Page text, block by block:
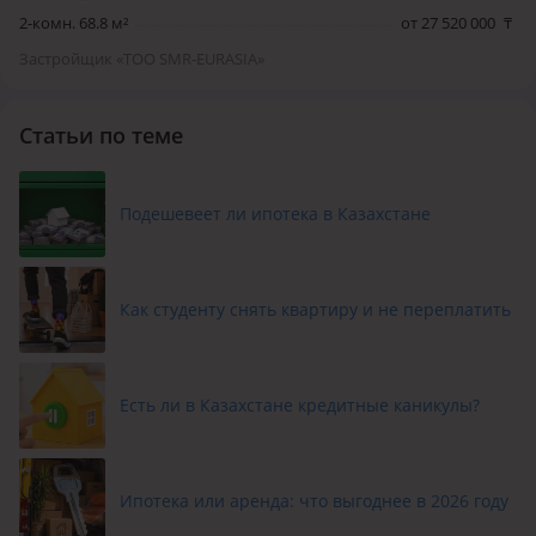
2-комн. 68.8 м²
от 27 520 000 ₸
Статьи по теме
Подешевеет ли ипотека в Казахстане
Как студенту снять квартиру и не переплатить
Есть ли в Казахстане кредитные каникулы?
Ипотека или аренда: что выгоднее в 2026 году